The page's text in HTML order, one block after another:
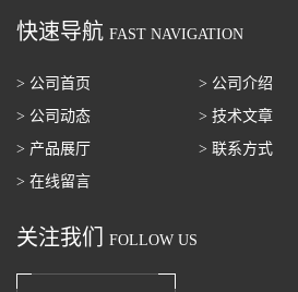
快速导航 FAST NAVIGATION
> 公司首页
> 公司介绍
> 公司动态
> 技术文章
> 产品展厅
> 联系方式
> 在线留言
关注我们 FOLLOW US